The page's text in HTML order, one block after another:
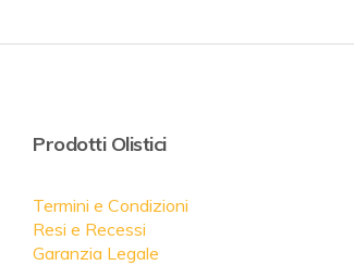
Prodotti Olistici
Termini e Condizioni
Resi e Recessi
Garanzia Legale